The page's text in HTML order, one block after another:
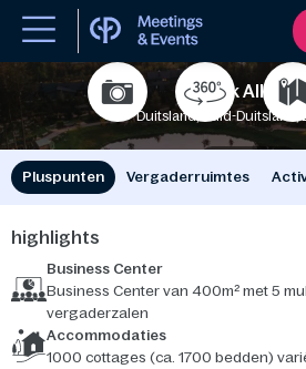
Park Allgäu
Duitsland, Zuid-Duitsland,
Pluspunten Vergaderruimtes
highlights
Business Center
Business Center van 400m² met 5
vergaderzalen
Accommodaties
1000 cottages (ca. 1700 bedden)